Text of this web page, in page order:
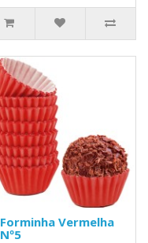
Forminha Vermelha
Nº5